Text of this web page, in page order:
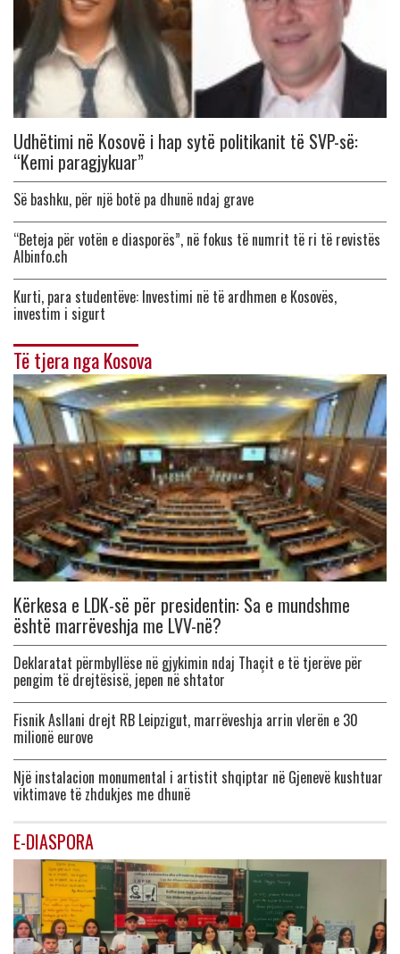
Udhëtimi në Kosovë i hap sytë politikanit të SVP-së:
“Kemi paragjykuar”
Së bashku, për një botë pa dhunë ndaj grave
“Beteja për votën e diasporës”, në fokus të numrit të ri të revistës
Albinfo.ch
Kurti, para studentëve: Investimi në të ardhmen e Kosovës,
investim i sigurt
Të tjera nga Kosova
Kërkesa e LDK-së për presidentin: Sa e mundshme
është marrëveshja me LVV-në?
Deklaratat përmbyllëse në gjykimin ndaj Thaçit e të tjerëve për
pengim të drejtësisë, jepen në shtator
Fisnik Asllani drejt RB Leipzigut, marrëveshja arrin vlerën e 30
milionë eurove
Një instalacion monumental i artistit shqiptar në Gjenevë kushtuar
viktimave të zhdukjes me dhunë
E-DIASPORA